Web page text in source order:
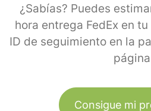
¿Sabías? Puedes
hora entrega FedEx en
ID de seguimiento en la
Consigue mi